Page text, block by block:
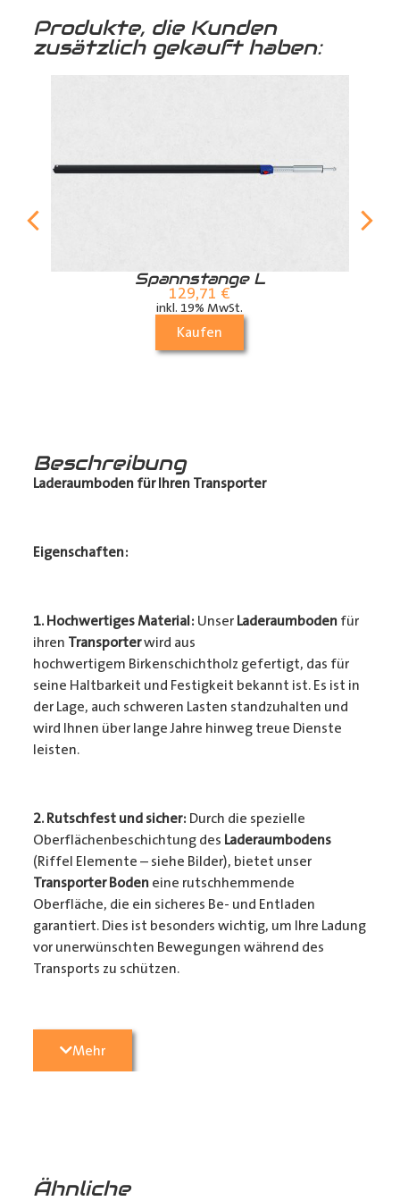
Produkte, die Kunden
zusätzlich gekauft haben:
Spannstange L
129,71 €
inkl. 19% MwSt.
Kaufen
Beschreibung
Laderaumboden für Ihren Transporter
Eigenschaften:
1. Hochwertiges Material: Unser Laderaumbodenfür
ihren Transporterwird aus
hochwertigem Birkenschichtholz gefertigt, das für
seine Haltbarkeit und Festigkeit bekannt ist. Es ist in
der Lage, auch schweren Lasten standzuhalten und
wird Ihnen über lange Jahre hinweg treue Dienste
leisten.
2. Rutschfest und sicher: Durch die spezielle
Oberflächenbeschichtung des Laderaumbodens
(Riffel Elemente – siehe Bilder), bietet unser
Transporter Bodeneine rutschhemmende
Oberfläche, die ein sicheres Be- und Entladen
garantiert. Dies ist besonders wichtig, um Ihre Ladung
vor unerwünschten Bewegungen während des
Transports zu schützen.
3. Passgenauigkeit:
präzise konturgefräst, um perfekt in Ihren
Mehr
Ähnliche